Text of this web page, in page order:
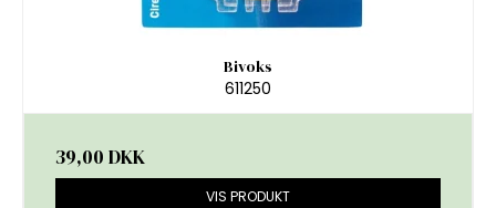
Bivoks
611250
39,00 DKK
VIS PRODUKT